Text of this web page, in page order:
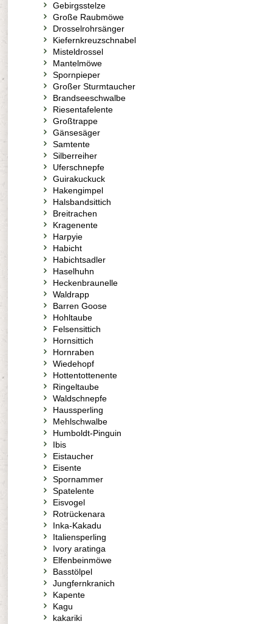
Gebirgsstelze
Große Raubmöwe
Drosselrohrsänger
Kiefernkreuzschnabel
Misteldrossel
Mantelmöwe
Spornpieper
Großer Sturmtaucher
Brandseeschwalbe
Riesentafelente
Großtrappe
Gänsesäger
Samtente
Silberreiher
Uferschnepfe
Guirakuckuck
Hakengimpel
Halsbandsittich
Breitrachen
Kragenente
Harpyie
Habicht
Habichtsadler
Haselhuhn
Heckenbraunelle
Waldrapp
Barren Goose
Hohltaube
Felsensittich
Hornsittich
Hornraben
Wiedehopf
Hottentottenente
Ringeltaube
Waldschnepfe
Haussperling
Mehlschwalbe
Humboldt-Pinguin
Ibis
Eistaucher
Eisente
Spornammer
Spatelente
Eisvogel
Rotrückenara
Inka-Kakadu
Italiensperling
Ivory aratinga
Elfenbeinmöwe
Basstölpel
Jungfernkranich
Kapente
Kagu
kakariki